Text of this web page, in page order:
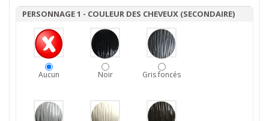
PERSONNAGE 1 - COULEUR DES CHEVEUX (SECONDAIRE)
Aucun Noir Gris foncés